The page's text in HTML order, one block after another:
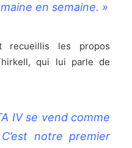
en semaine. »
recueillis les propos
qui lui parle de
IV se vend comme
notre premier